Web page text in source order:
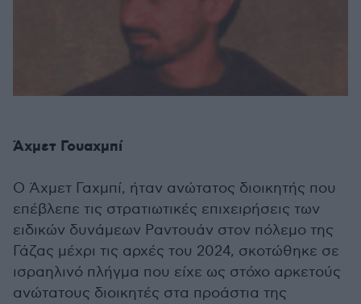
Άχμετ Γουαχμπί
Ο Άχμετ Γαχμπί, ήταν ανώτατος διοικητής που
επέβλεπε τις στρατιωτικές επιχειρήσεις των
ειδικών δυνάμεων Ραντουάν στον πόλεμο της
Γάζας μέχρι τις αρχές του 2024, σκοτώθηκε σε
ισραηλινό πλήγμα που είχε ως στόχο αρκετούς
ανώτατους διοικητές στα προάστια της